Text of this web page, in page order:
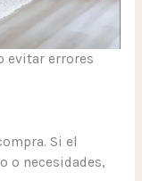
evitar errores
Si el
o necesidades,